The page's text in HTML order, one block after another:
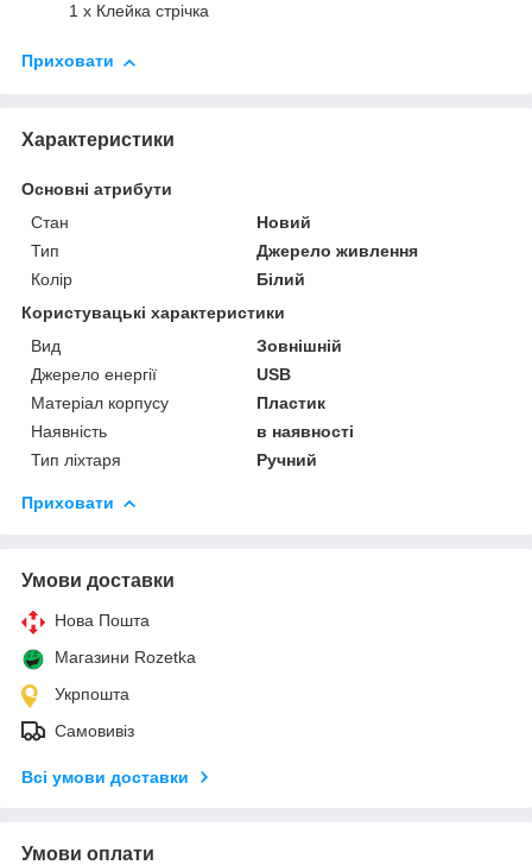
1 х Клейка стрічка
Приховати
Характеристики
Основні атрибути
Стан
Новий
Тип
Джерело живлення
Колір
Білий
Користувацькі характеристики
Вид
Зовнішній
Джерело енергії
USB
Матеріал корпусу
Пластик
Наявність
в наявності
Тип ліхтаря
Ручний
Приховати
Умови доставки
Нова Пошта
Магазини Rozetka
Укрпошта
Самовивіз
Всі умови доставки
Умови оплати